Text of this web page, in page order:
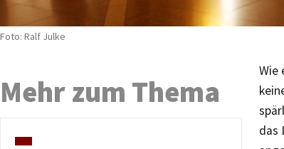
Foto: Ralf Julke
Wie
das
Mehr zum Thema